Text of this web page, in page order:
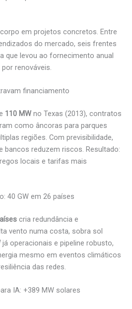
em projetos concretos. Entre
do mercado, seis frentes
que levou ao fornecimento anual
renováveis.
financiamento
110 MW no Texas (2013), contratos
como âncoras para parques
regiões. Com previsibilidade,
bancos reduzem riscos. Resultado:
locais e tarifas mais
40 GW em 26 países
cria redundância e
vento numa costa, sobra sol
já operacionais e pipeline robusto,
mesmo em eventos climáticos
das redes.
IA: +389 MW solares